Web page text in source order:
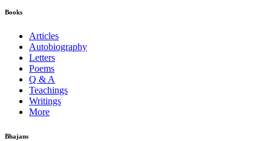
Books
Articles
Autobiography
Letters
Poems
Q & A
Teachings
Writings
More
Bhajans